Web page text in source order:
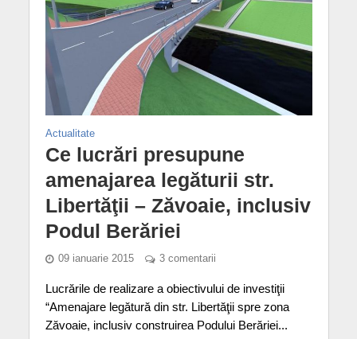
Actualitate
Ce lucrări presupune
amenajarea legăturii str.
Libertăţii – Zăvoaie, inclusiv
Podul Berăriei
09 ianuarie 2015 3 comentarii
Lucrările de realizare a obiectivului de investiţii
“Amenajare legătură din str. Libertăţii spre zona
Zăvoaie, inclusiv construirea Podului Berăriei...